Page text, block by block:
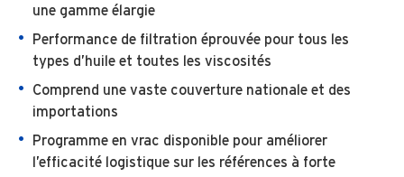
une gamme élargie
Performance de filtration éprouvée pour tous les
types d’huile et toutes les viscosités
Comprend une vaste couverture nationale et des
importations
Programme en vrac disponible pour améliorer
l’efficacité logistique sur les références à forte